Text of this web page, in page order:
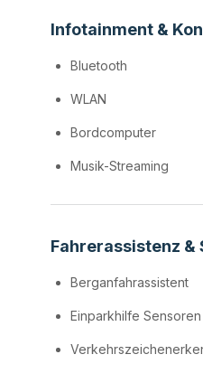
Infotainment &
Bluetooth
WLAN
Bordcomputer
Musik-Streaming
Fahrerassistenz &
Berganfahrassistent
Einparkhilfe